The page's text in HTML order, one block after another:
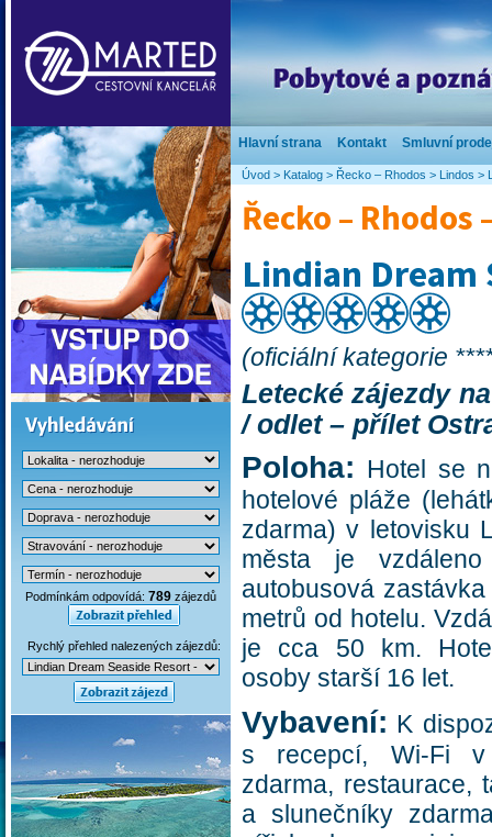
Hlavní strana Kontakt Smluvní
Podmínkám odpovídá: 789 zájezdů
Rychlý přehled nalezených zájezdů:
Úvod > Katalog > Řecko – Rhodos > Lindos >
Řecko – Rhodos
Lindian Dream
(oficiální kategorie
Letecké zájezdy
/ odlet – přílet
Poloha: Hotel se
hotelové pláže
zdarma) v letovisku
města je
autobusová
metrů od hotelu.
je cca 50 km.
osoby starší 16 let.
Vybavení: K
s recepcí, Wi-Fi v
zdarma, restaurace,
a slunečníky